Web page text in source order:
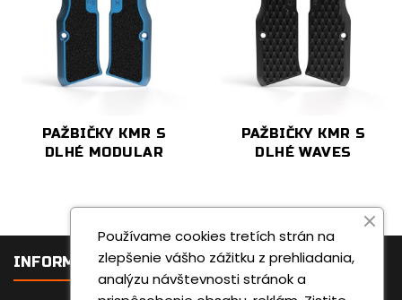
PAŽBIČKY KMR S
DLHÉ MODULAR
PAŽBIČKY KMR S
DLHÉ WAVES
INFORMÁCIE
Používame cookies tretích strán na
zlepšenie vášho zážitku z prehliadania,
analýzu návštevnosti stránok a